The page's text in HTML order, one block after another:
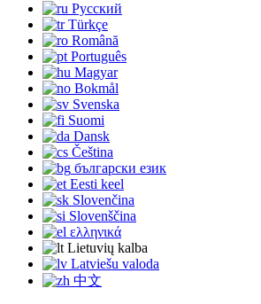
Русский
Türkçe
Română
Português
Magyar
Bokmål
Svenska
Suomi
Dansk
Čeština
български език
Eesti keel
Slovenčina
Slovenščina
ελληνικά
Lietuvių kalba
Latviešu valoda
中文